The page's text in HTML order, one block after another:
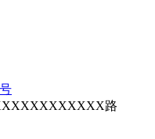
路